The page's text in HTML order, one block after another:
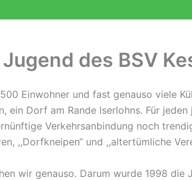
Jugend des BSV
Einwohner und fast genauso viele
ein Dorf am Rande lserlohns. Für
Verkehrsanbindung noch
,,Dorfkneipen“ und ,,altertümliche
wir genauso. Darum wurde 1998 die